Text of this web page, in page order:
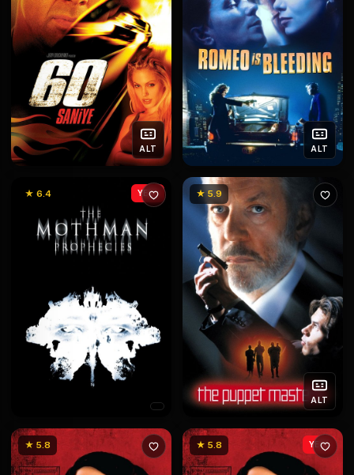
ALT ALT
★ 6.4 YENİ ★ 5.9
ALT
★ 5.8 ★ 5.8 YENİ